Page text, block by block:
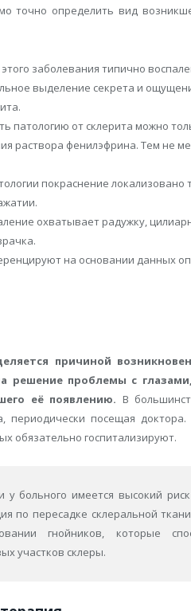
точно определить вид
этого заболевания типично
выделение секрета и
патологию от склерита можно
раствора фенилэфрина. Тем не
покраснение локализовано
охватывает радужку,
на основании данных
причиной
решение проблемы с
её появлению. В
периодически посещая
обязательно госпитализируют.
у больного имеется высокий
по пересадке склеральной
гнойников, которые
участков склеры.